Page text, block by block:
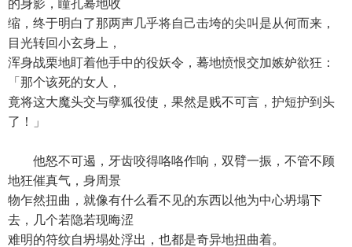
的身影，瞳孔蓦地收
缩，终于明白了那两声几乎将自己击垮的尖叫是从何而来，
目光转回小玄身上，
浑身战栗地盯着他手中的役妖令，蓦地愤恨交加嫉妒欲狂：
「那个该死的女人，
竟将这大魔头交与孽狐役使，果然是贱不可言，护短护到头
了！」
他怒不可遏，牙齿咬得咯咯作响，双臂一振，不管不顾
地狂催真气，身周景
物乍然扭曲，就像有什么看不见的东西以他为中心坍塌下
去，几个若隐若现晦涩
难明的符纹自坍塌处浮出，也都是奇异地扭曲着。